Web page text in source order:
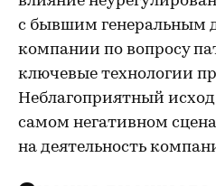
с бывшим генеральным
компании по вопросу
ключевые технологии
Неблагоприятный
самом негативном
на деятельность